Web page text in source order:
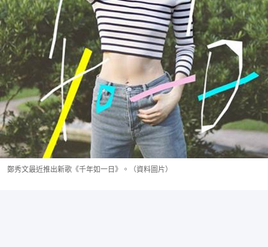
鄭秀文最近推出新歌《千年如一日》。（資料圖片）